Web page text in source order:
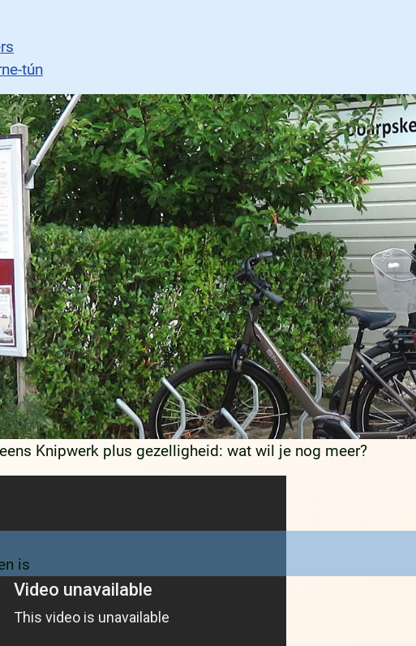
tún
is
Knipwerk plus gezelligheid: wat wil je nog meer?